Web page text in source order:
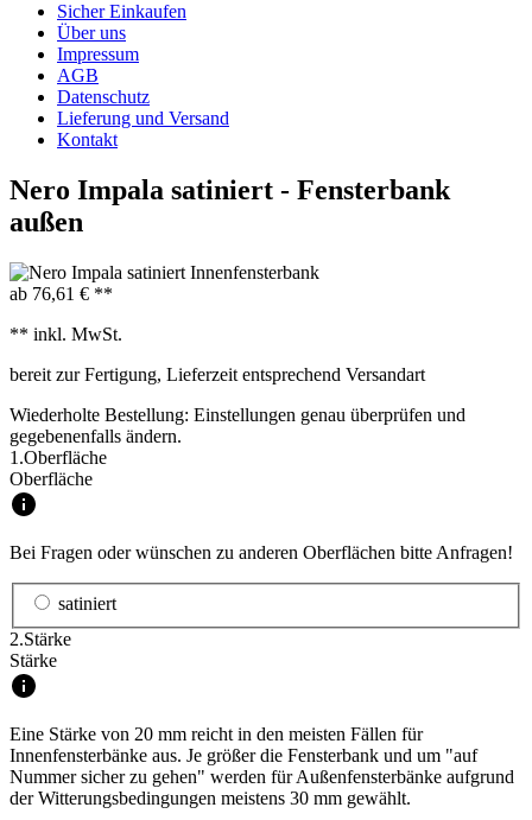
Sicher Einkaufen
Über uns
Impressum
AGB
Datenschutz
Lieferung und Versand
Kontakt
Nero Impala satiniert - Fensterbank
außen
ab 76,61 € **
** inkl. MwSt.
bereit zur Fertigung, Lieferzeit entsprechend Versandart
Wiederholte Bestellung: Einstellungen genau überprüfen und
gegebenenfalls ändern.
1.Oberfläche
Oberfläche
Bei Fragen oder wünschen zu anderen Oberflächen bitte Anfragen!
satiniert
2.Stärke
Stärke
Eine Stärke von 20 mm reicht in den meisten Fällen für
Innenfensterbänke aus. Je größer die Fensterbank und um "auf
Nummer sicher zu gehen" werden für Außenfensterbänke aufgrund
der Witterungsbedingungen meistens 30 mm gewählt.